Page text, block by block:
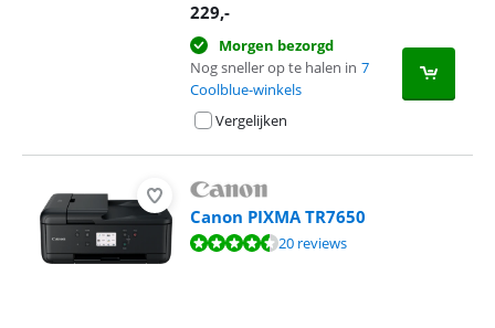
229,-
Morgen bezorgd
Nog sneller op te halen in 7
Coolblue-winkels
Vergelijken
Canon PIXMA TR7650
Beoordeling is 8,6 van de 10, gebaseerd op 20 reviews.
20 reviews